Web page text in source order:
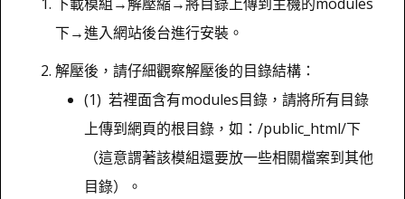
下→進入網站後台進行安裝。
解壓後，請仔細觀察解壓後的目錄結構：
(1) 若裡面含有modules目錄，請將所有目錄
上傳到網頁的根目錄，如：/public_html/下
（這意謂著該模組還要放一些相關檔案到其他
目錄）。